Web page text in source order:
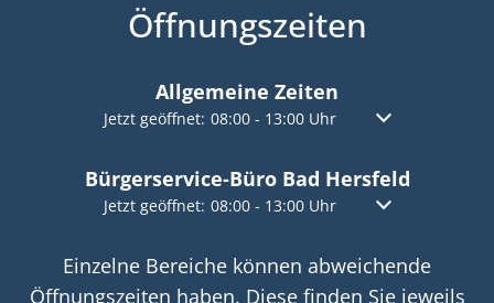
Öffnungszeiten
Allgemeine Zeiten
Klicken, um weitere Öffnungs- oder Schließzeiten
Jetzt geöffnet: 08:00- 13:00Uhr Von 08:00 bis
Bürgerservice-Büro Bad Hersfeld
Klicken, um weitere Öffnungs- oder Schließzeiten
Jetzt geöffnet: 08:00- 13:00Uhr Von 08:00 bis
Einzelne Bereiche können abweichende
Öffnungszeiten haben. Diese finden Sie jeweils